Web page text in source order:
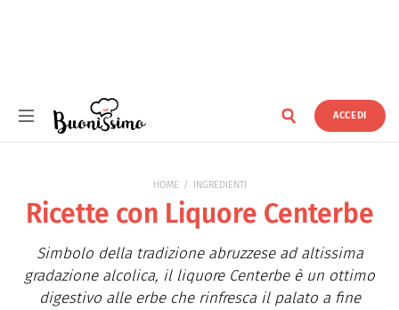
ACCEDI
HOME INGREDIENTI
Ricette con Liquore Centerbe
Simbolo della tradizione abruzzese ad altissima
gradazione alcolica, il liquore Centerbe è un ottimo
digestivo alle erbe che rinfresca il palato a fine